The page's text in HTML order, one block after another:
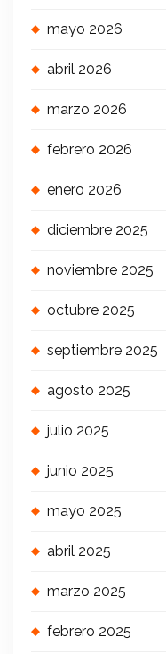
mayo 2026
abril 2026
marzo 2026
febrero 2026
enero 2026
diciembre 2025
noviembre 2025
octubre 2025
septiembre 2025
agosto 2025
julio 2025
junio 2025
mayo 2025
abril 2025
marzo 2025
febrero 2025